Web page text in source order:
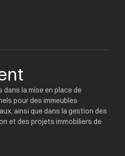
la mise en place de
pour des immeubles
ainsi que dans la gestion des
et des projets immobiliers de